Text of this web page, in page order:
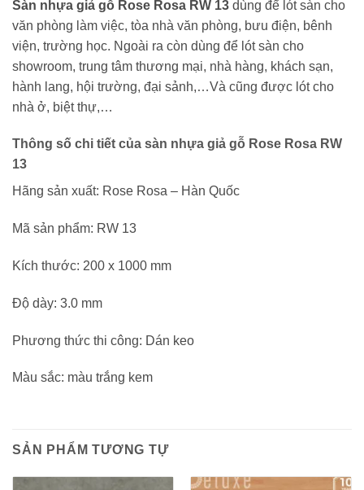
Sàn nhựa giả gỗ Rose Rosa RW 13 dùng để lót sàn cho
văn phòng làm việc, tòa nhà văn phòng, bưu điện, bênh
viện, trường học. Ngoài ra còn dùng để lót sàn cho
showroom, trung tâm thương mại, nhà hàng, khách sạn,
hành lang, hội trường, đại sảnh,…Và cũng được lót cho
nhà ở, biệt thự,…
Thông số chi tiết của sàn nhựa giả gỗ Rose Rosa RW
13
Hãng sản xuất: Rose Rosa – Hàn Quốc
Mã sản phẩm: RW 13
Kích thước: 200 x 1000 mm
Độ dày: 3.0 mm
Phương thức thi công: Dán keo
Màu sắc: màu trắng kem
SẢN PHẨM TƯƠNG TỰ